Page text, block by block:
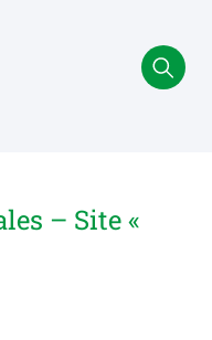
– Site «